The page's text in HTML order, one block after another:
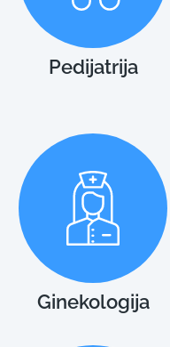
Pedijatrija
Ginekologija